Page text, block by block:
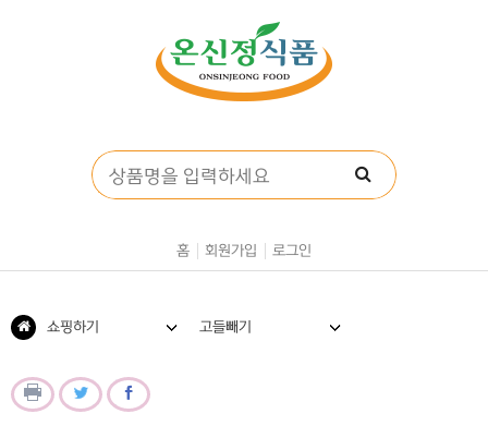
홈 회원가입 로그인
고들빼기
쇼핑하기